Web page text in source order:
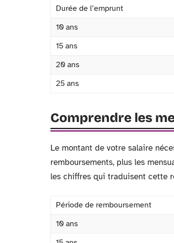
Durée de l’emprunt
10 ans
15 ans
20 ans
25 ans
Comprendre les
Le montant de votre salaire
remboursements, plus les
les chiffres qui traduisent cette
Période de remboursement
10 ans